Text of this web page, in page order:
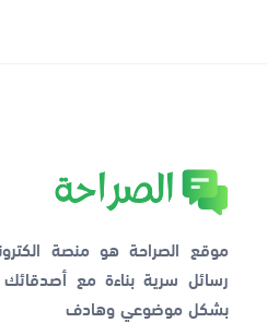
موقع الصراحة هو منصة
رسائل سرية بناءة مع
بشكل موضوعي وهادف